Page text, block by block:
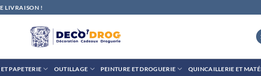
LIVRAISON !
PAPETERIE OUTILLAGE PEINTURE ET DROGUERIE QUINCAILLERIE ET